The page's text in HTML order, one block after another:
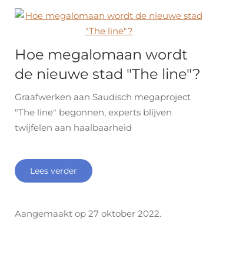
Hoe megalomaan wordt
de nieuwe stad "The line"?
Graafwerken aan Saudisch megaproject
"The line" begonnen, experts blijven
twijfelen aan haalbaarheid
Lees verder
Aangemaakt op 27 oktober 2022.